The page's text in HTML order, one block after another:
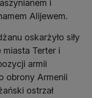
i
Alijewem.
oskarżyło siły
Terter i
armii
obrony Armenii
ostrzał